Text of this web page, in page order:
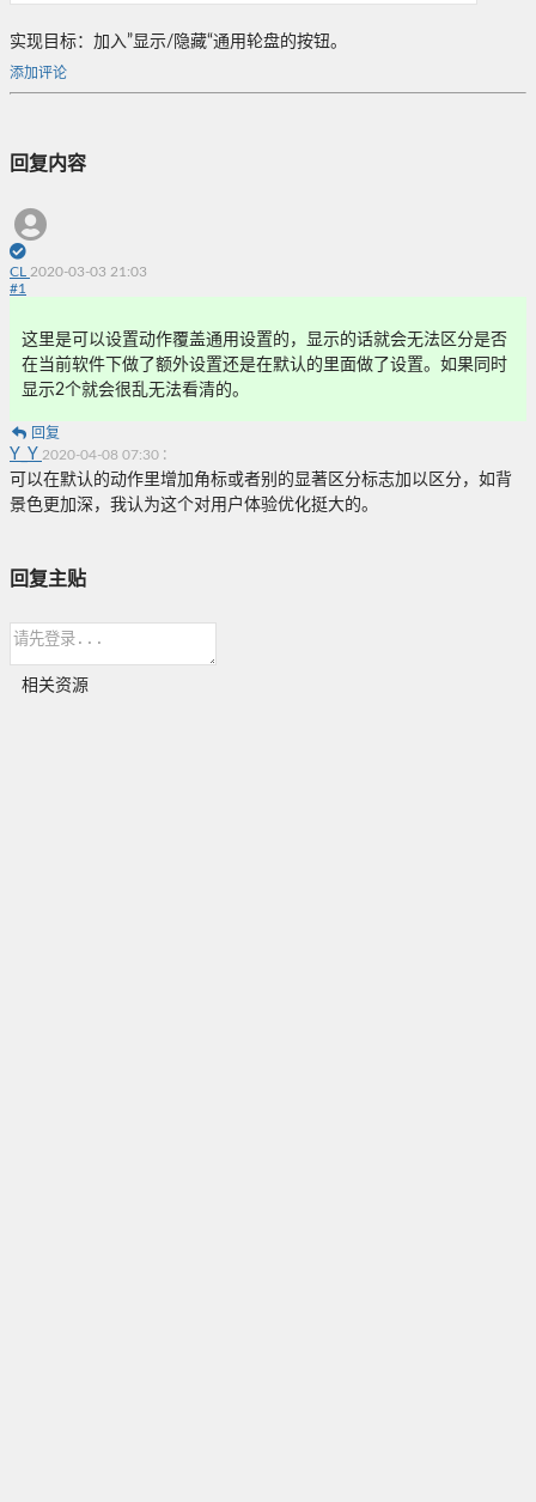
实现目标：加入”显示/隐藏“通用轮盘的按钮。
添加评论
回复内容
CL 2020-03-03 21:03
#1
这里是可以设置动作覆盖通用设置的，显示的话就会无法区分是否
在当前软件下做了额外设置还是在默认的里面做了设置。如果同时
显示2个就会很乱无法看清的。
回复
Y_Y 2020-04-08 07:30 :
可以在默认的动作里增加角标或者别的显著区分标志加以区分，如背
景色更加深，我认为这个对用户体验优化挺大的。
回复主贴
相关资源